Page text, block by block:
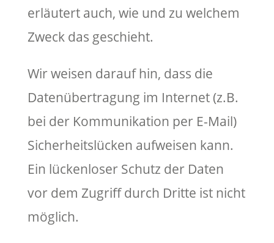
erläutert auch, wie und zu welchem
Zweck das geschieht.
Wir weisen darauf hin, dass die
Datenübertragung im Internet (z.B.
bei der Kommunikation per E-Mail)
Sicherheitslücken aufweisen kann.
Ein lückenloser Schutz der Daten
vor dem Zugriff durch Dritte ist nicht
möglich.